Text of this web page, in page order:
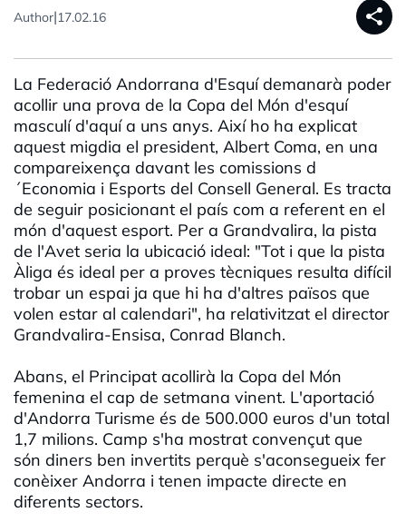
Author|17.02.16 share
La Federació Andorrana d'Esquí demanarà poder
acollir una prova de la Copa del Món d'esquí
masculí d'aquí a uns anys. Així ho ha explicat
aquest migdia el president, Albert Coma, en una
compareixença davant les comissions d
´Economia i Esports del Consell General. Es tracta
de seguir posicionant el país com a referent en el
món d'aquest esport. Per a Grandvalira, la pista
de l'Avet seria la ubicació ideal: "Tot i que la pista
Àliga és ideal per a proves tècniques resulta difícil
trobar un espai ja que hi ha d'altres països que
volen estar al calendari", ha relativitzat el director
Grandvalira-Ensisa, Conrad Blanch.
Abans, el Principat acollirà la Copa del Món
femenina el cap de setmana vinent. L'aportació
d'Andorra Turisme és de 500.000 euros d'un total
1,7 milions. Camp s'ha mostrat convençut que
són diners ben invertits perquè s'aconsegueix fer
conèixer Andorra i tenen impacte directe en
diferents sectors.